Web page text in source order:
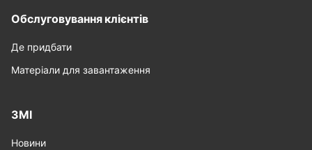
Обслуговування клієнтів
Де придбати
Матеріали для завантаження
ЗМІ
Новини